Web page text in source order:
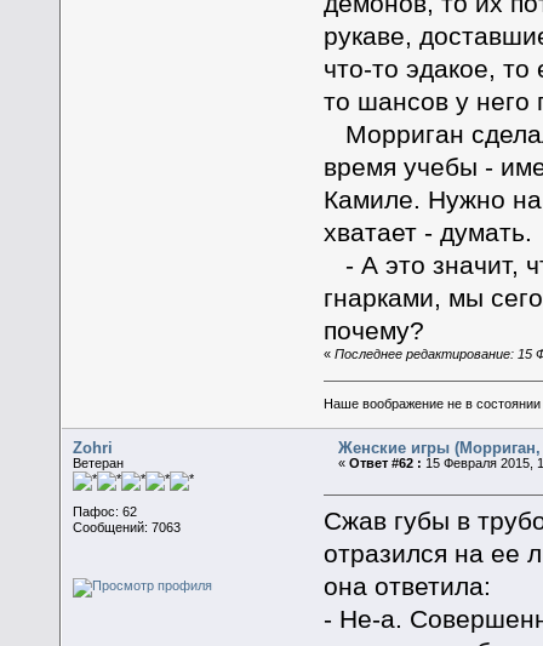
рукаве,
что-то эдакое,
то шансов у него
Морриган
время учебы -
Камиле. Нужно
хватает - думать.
- А это значит,
гнарками, мы
почему?
« Последнее редактирование: 15
Наше воображение не в состоянии
Zohri
Ветеран
Пафос: 62
Сообщений: 7063
Женские игры
«Ответ #62 : 15 Февраля 2015,
Сжав губы в
отразился на ее
она ответила:
- Не-а.